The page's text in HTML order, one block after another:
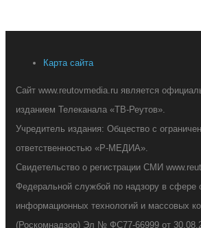
Карта сайта
Сайт www.reutovmedia.ru является
изданием Телеканала «ТВ-Реутов».
Учредитель издания: Общество с
ответственностью «Р-МЕДИА».
Свидетельство о регистрации СМИ
Федеральной службой по надзору в сфере
информационных технологий и массовых
(Роскомнадзор) Эл № ФС77-66999 от